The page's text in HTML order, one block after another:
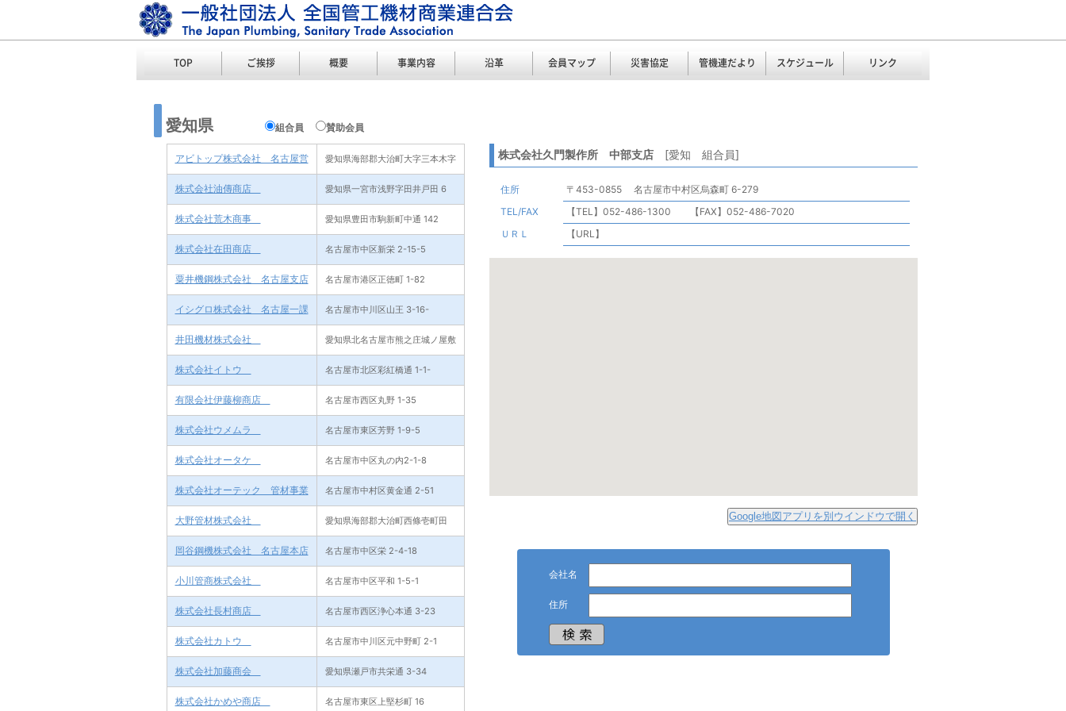
TOP ご挨拶 概要 事業内容 沿革 会員マップ 災害協定 管機連だより スケジュール リンク
愛知県 組合員 賛助会員
株式会社久門製作所 中部支店 [愛知 組合員]
住所
〒453-0855 名古屋市中村区烏森町 6-279
TEL/FAX
【TEL】052-486-1300 【FAX】052-486-7020
ＵＲＬ
【URL】
Google地図アプリを別ウインドウで開く
会社名
住所
アビトップ株式会社 名古屋営 愛知県海部郡大治町大字三本木字
株式会社油傳商店 愛知県一宮市浅野字田井戸田 6
株式会社荒木商事 愛知県豊田市駒新町中通 142
株式会社在田商店 名古屋市中区新栄 2-15-5
粟井機鋼株式会社 名古屋支店 名古屋市港区正徳町 1-82
イシグロ株式会社 名古屋一課 名古屋市中川区山王 3-16-
井田機材株式会社 愛知県北名古屋市熊之庄城ノ屋敷
株式会社イトウ 名古屋市北区彩紅橋通 1-1-
有限会社伊藤柳商店 名古屋市西区丸野 1-35
株式会社ウメムラ 名古屋市東区芳野 1-9-5
株式会社オータケ 名古屋市中区丸の内2-1-8
株式会社オーテック 管材事業 名古屋市中村区黄金通 2-51
大野管材株式会社 愛知県海部郡大治町西條壱町田
岡谷鋼機株式会社 名古屋本店 名古屋市中区栄 2-4-18
小川管商株式会社 名古屋市中区平和 1-5-1
株式会社長村商店 名古屋市西区浄心本通 3-23
株式会社カトウ 名古屋市中川区元中野町 2-1
株式会社加藤商会 愛知県瀬戸市共栄通 3-34
株式会社かめや商店 名古屋市東区上堅杉町 16